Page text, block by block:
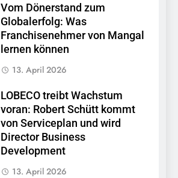
Vom Dönerstand zum
Globalerfolg: Was
Franchisenehmer von Mangal
lernen können
13. April 2026
LOBECO treibt Wachstum
voran: Robert Schütt kommt
von Serviceplan und wird
Director Business
Development
13. April 2026